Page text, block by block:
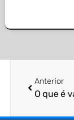
Anterior